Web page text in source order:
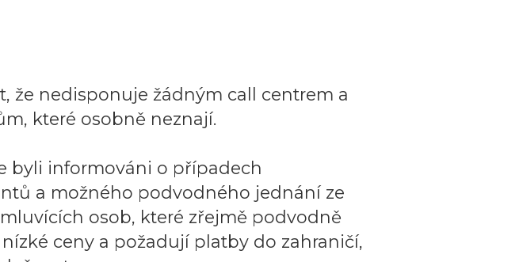
že nedisponuje žádným call centrem a
které osobně neznají.
byli informováni o případech
a možného podvodného jednání ze
osob, které zřejmě podvodně
ceny a požadují platby do zahraničí,